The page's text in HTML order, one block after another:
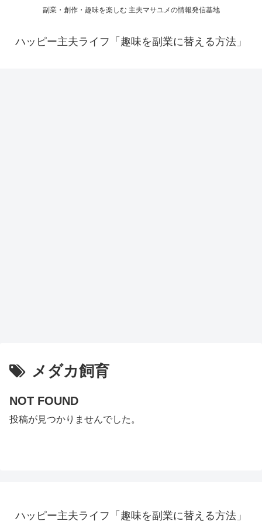
副業・創作・趣味を楽しむ 主夫マサユメの情報発信基地
ハッピー主夫ライフ「趣味を副業に替える方法」
メダカ飼育
NOT FOUND
投稿が見つかりませんでした。
ハッピー主夫ライフ「趣味を副業に替える方法」